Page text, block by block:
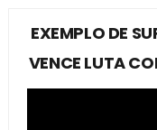
EXEMPLO DE
VENCE LUTA